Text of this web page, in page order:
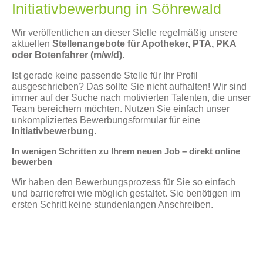
Initiativbewerbung in Söhrewald
Wir veröffentlichen an dieser Stelle regelmäßig unsere
aktuellen Stellenangebote für Apotheker, PTA, PKA
oder Botenfahrer (m/w/d).
Ist gerade keine passende Stelle für Ihr Profil
ausgeschrieben? Das sollte Sie nicht aufhalten! Wir sind
immer auf der Suche nach motivierten Talenten, die unser
Team bereichern möchten. Nutzen Sie einfach unser
unkompliziertes Bewerbungsformular für eine
Initiativbewerbung.
In wenigen Schritten zu Ihrem neuen Job – direkt online
bewerben
Wir haben den Bewerbungsprozess für Sie so einfach
und barrierefrei wie möglich gestaltet. Sie benötigen im
ersten Schritt keine stundenlangen Anschreiben.